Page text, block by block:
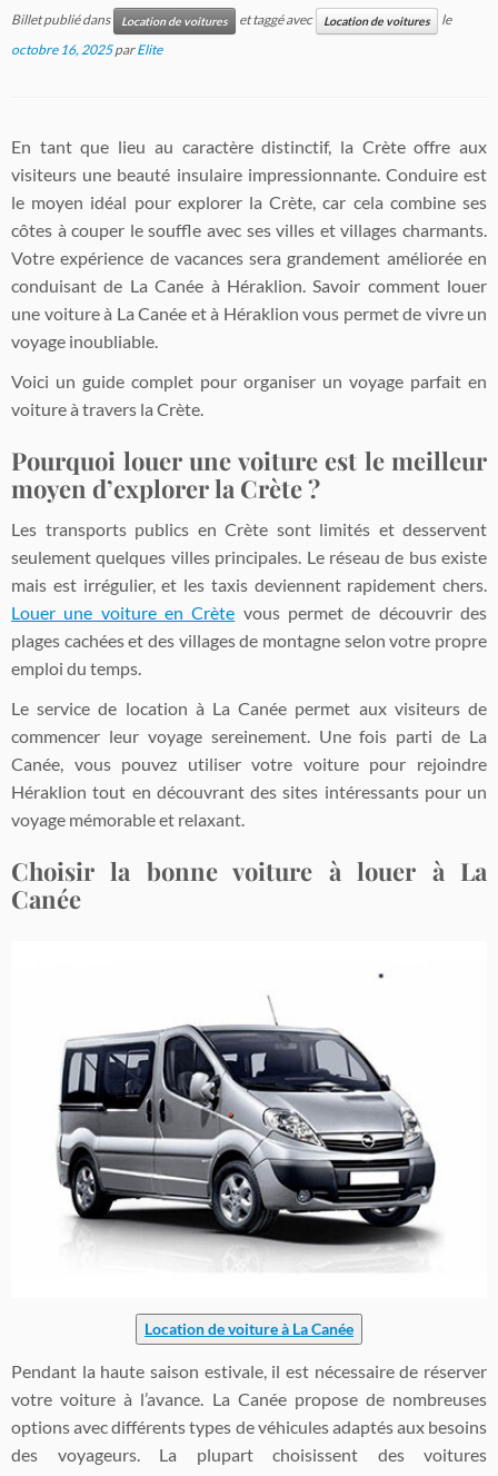
Billet publié dans Location de voitures et taggé avec Location de voitures
le
octobre 16, 2025 parElite
En tant que lieu au caractère distinctif, la Crète offre aux
visiteurs une beauté insulaire impressionnante. Conduire est
le moyen idéal pour explorer la Crète, car cela combine ses
côtes à couper le souffle avec ses villes et villages charmants.
Votre expérience de vacances sera grandement améliorée en
conduisant de La Canée à Héraklion. Savoir comment louer
une voiture à La Canée et à Héraklion vous permet de vivre un
voyage inoubliable.
Voici un guide complet pour organiser un voyage parfait en
voiture à travers la Crète.
Pourquoi louer une voiture est le meilleur
moyen d’explorer la Crète ?
Les transports publics en Crète sont limités et desservent
seulement quelques villes principales. Le réseau de bus existe
mais est irrégulier, et les taxis deviennent rapidement chers.
Louer une voiture en Crète vous permet de découvrir des
plages cachées et des villages de montagne selon votre propre
emploi du temps.
Le service de location à La Canée permet aux visiteurs de
commencer leur voyage sereinement. Une fois parti de La
Canée, vous pouvez utiliser votre voiture pour rejoindre
Héraklion tout en découvrant des sites intéressants pour un
voyage mémorable et relaxant.
Choisir la bonne voiture à louer à La
Canée
Location de voiture à La Canée
Pendant la haute saison estivale, il est nécessaire de réserver
votre voiture à l’avance. La Canée propose de nombreuses
options avec différents types de véhicules adaptés aux besoins
des voyageurs. La plupart choisissent des voitures